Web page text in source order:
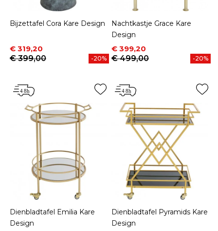
Bijzettafel Cora Kare Design
Prijs
€ 319,20
Normale prijs
€ 399,00
-20%
Nachtkastje Grace Kare
Design
Prijs
€ 399,20
Normale prijs
€ 499,00
-20%
Dienbladtafel Emilia Kare
Design
Dienbladtafel Pyramids Kare
Design